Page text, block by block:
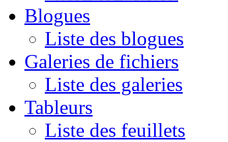
Blogues
Liste des blogues
Galeries de fichiers
Liste des galeries
Tableurs
Liste des feuillets